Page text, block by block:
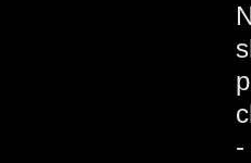
-